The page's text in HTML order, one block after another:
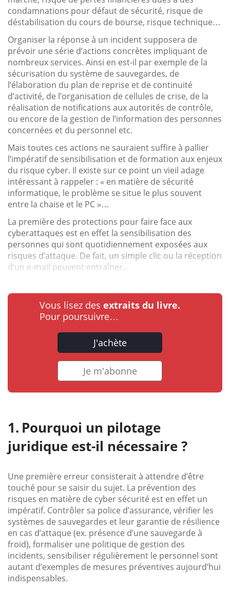
condamnations pour défaut de sécurité, risque de
déstabilisation du cours de bourse, risque technique…
Organiser la réponse à un incident supposera de
prévoir une série d’actions concrètes impliquant de
nombreux services. Ainsi en est-il par exemple de la
sécurisation du système de sauvegardes, de
l’élaboration du plan de reprise et de continuité
d’activité, de l’organisation de cellules de crise, de la
réalisation de notifications aux autorités de contrôle,
ou encore de la gestion de l’information des personnes
concernées et du personnel etc.
Mais toutes ces actions ne sauraient suffire à pallier
l’impératif de sensibilisation et de formation aux enjeux
du risque cyber. Il existe sur ce point un vieil adage
intéressant à rappeler : « en matière de sécurité
informatique, le problème se situe le plus souvent
entre la chaise et le PC »…
La première des protections pour faire face aux
cyberattaques est en effet la sensibilisation des
personnes qui sont quotidiennement exposées aux
risques d’attaque. De fait, un simple clic ou la réception
d’un e-mail peuvent entraîner...
Vous lisez des extraits du livre.
Pour poursuivre…
J'achète
Je m'abonne
Pourquoi un pilotage
juridique est-il nécessaire ?
Une première erreur consisterait à attendre d’être
touché pour se saisir du sujet. La prévention des
risques en matière de cyber sécurité est en effet un
impératif. Contrôler sa police d’assurance, vérifier les
systèmes de sauvegardes et leur garantie de résilience
en cas d’attaque (ex. présence d’une sauvegarde à
froid), formaliser une politique de gestion des
incidents, sensibiliser régulièrement le personnel sont
autant d’exemples de mesures préventives aujourd’hui
indispensables.